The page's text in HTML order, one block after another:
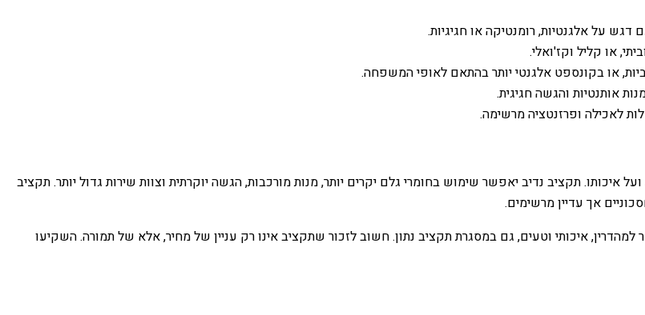
על אלגנטיות, רומנטיקה או חגיגיות.
או קליל וקז'ואלי.
או בקונספט אלגנטי יותר בהתאם לאופי המשפחה.
אותנטיות והגשה חגיגית.
לאכילה ופרזנטציה מרשימה.
תקציב נדיב יאפשר שימוש בחומרי גלם יקרים יותר, מנות מורכבות, הגשה יוקרתית וצוות שירות גדול יותר. תקציב
היכולת לספק אוכל כשר למהדרין, איכותי וטעים, גם במסגרת תקציב נתון. חשוב לזכור שתקציב אינו רק עניין של מחיר, אלא של תמורה. השקיעו